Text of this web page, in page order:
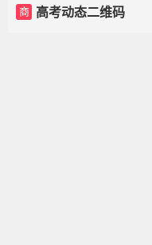
商 高考动态二维码